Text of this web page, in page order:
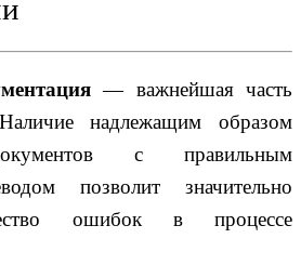
— важнейшая часть
надлежащим образом
с правильным
позволит значительно
ошибок в процессе